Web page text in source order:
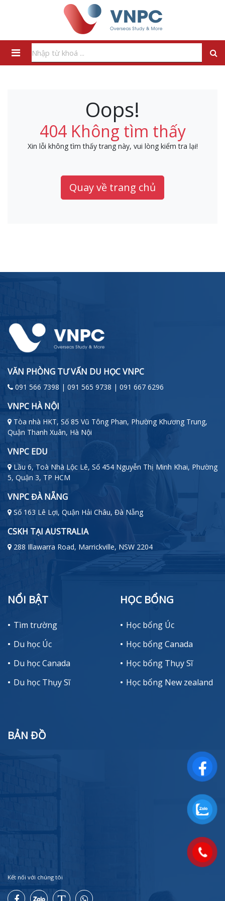
Oops!
404 Không tìm thấy
Xin lỗi không tìm thấy trang này, vui lòng kiểm tra lại!
Quay về trang chủ
VĂN PHÒNG TƯ VẤN DU HỌC VNPC
091 566 7398 | 091 565 9738 | 091 667 6296
VNPC HÀ NỘI
Tòa nhà HKT, Số 85 Vũ Tông Phan, Phường Khương Trung,
Quận Thanh Xuân, Hà Nội
VNPC EDU
Lầu 6, Toà Nhà Lộc Lê, Số 454 Nguyễn Thị Minh Khai, Phường
5, Quận 3, TP HCM
VNPC ĐÀ NẴNG
Số 163 Lê Lợi, Quận Hải Châu, Đà Nẵng
CSKH TẠI AUSTRALIA
288 Illawarra Road, Marrickville, NSW 2204
NỔI BẬT
Tìm trường
Du học Úc
Du học Canada
Du học Thụy Sĩ
HỌC BỔNG
Học bổng Úc
Học bổng Canada
Học bổng Thụy Sĩ
Học bổng New zealand
BẢN ĐỒ
Kết nối với chúng tôi